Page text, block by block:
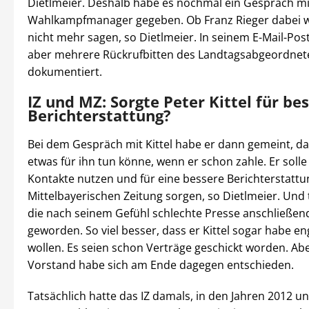
Wahlkampfmanager gegeben. Ob Franz Rieger dabei
nicht mehr sagen, so Dietlmeier. In seinem E-Mail-
aber mehrere Rückrufbitten des
dokumentiert.
IZ und MZ: Sorgte Peter Kittel für
Berichterstattung?
Bei dem Gespräch mit Kittel habe er dann gemeint,
etwas für ihn tun könne, wenn er schon zahle. Er
Kontakte nutzen und für eine bessere
Mittelbayerischen Zeitung sorgen, so Dietlmeier. Und
die nach seinem Gefühl schlechte Presse
geworden. So viel besser, dass er Kittel sogar habe
wollen. Es seien schon Verträge geschickt worden.
Vorstand habe sich am Ende dagegen entschieden.
Tatsächlich hatte das IZ damals, in den Jahren 2012